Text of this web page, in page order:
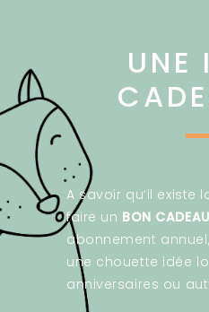
UNE
A savoir qu’il existe
faire un BON CADEAU
abonnement
une chouette idée
anniversaires ou